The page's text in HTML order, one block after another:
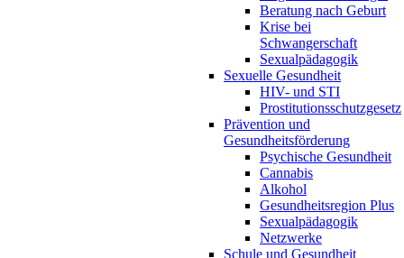
Beratung nach Geburt
Krise bei
Schwangerschaft
Sexualpädagogik
Sexuelle Gesundheit
HIV- und STI
Prostitutionsschutzgesetz
Prävention und
Gesundheitsförderung
Psychische Gesundheit
Cannabis
Alkohol
Gesundheitsregion Plus
Sexualpädagogik
Netzwerke
Schule und Gesundheit